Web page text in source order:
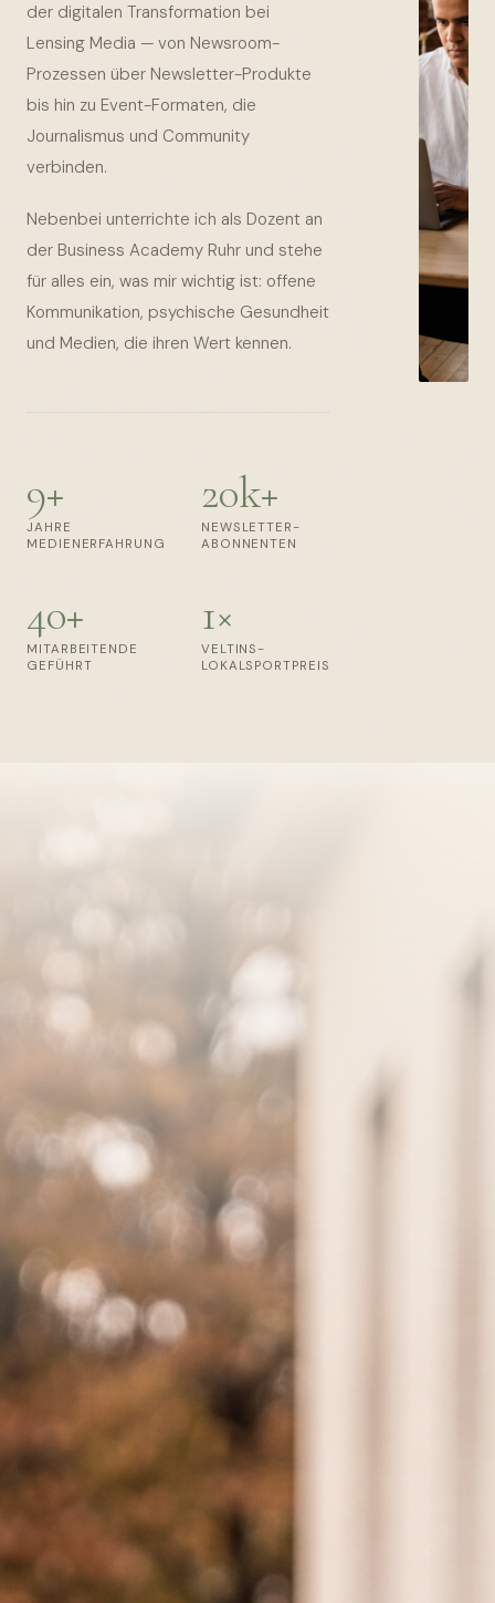
der digitalen Transformation bei
Lensing Media — von Newsroom-
Prozessen über Newsletter-Produkte
bis hin zu Event-Formaten, die
Journalismus und Community
verbinden.
Nebenbei unterrichte ich als Dozent an
der Business Academy Ruhr und stehe
für alles ein, was mir wichtig ist: offene
Kommunikation, psychische Gesundheit
und Medien, die ihren Wert kennen.
9+
JAHRE
MEDIENERFAHRUNG
20k+
NEWSLETTER-
ABONNENTEN
40+
MITARBEITENDE
GEFÜHRT
1×
VELTINS-
LOKALSPORTPREIS